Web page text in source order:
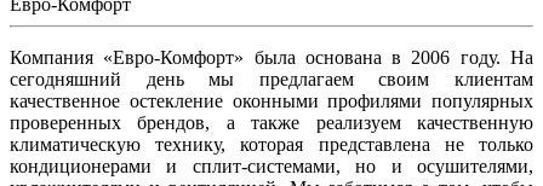
Компания «Евро-Комфорт» была основана в 2006 году. На
сегодняшний день мы предлагаем своим клиентам
качественное остекление оконными профилями популярных
проверенных брендов, а также реализуем качественную
климатическую технику, которая представлена не только
кондиционерами и сплит-системами, но и осушителями,